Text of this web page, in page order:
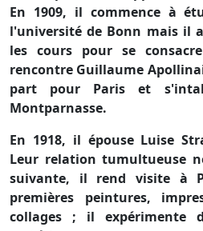
En 1909, il commence à
l'université de Bonn mais il
les cours pour se
rencontre Guillaume
part pour Paris et
Montparnasse.
En 1918, il épouse Luise
Leur relation tumultueuse
suivante, il rend visite à
premières peintures,
collages ; il expérimente